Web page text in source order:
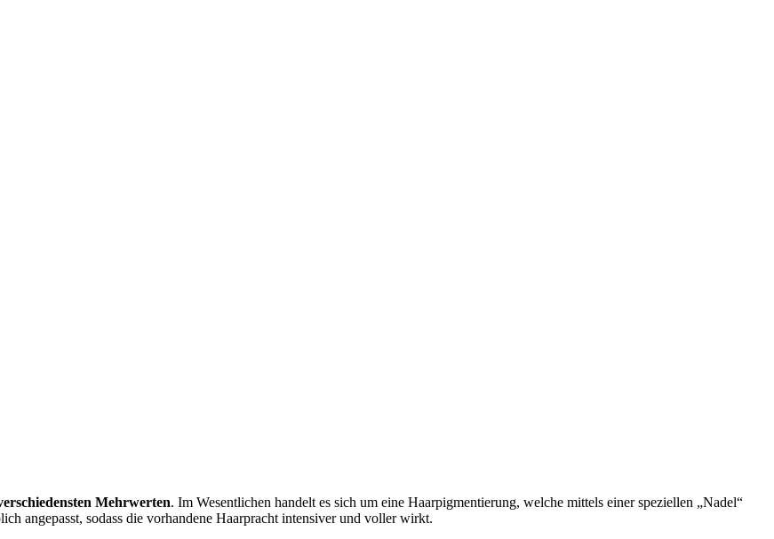
Mehrwerten. Im Wesentlichen handelt es sich um eine Haarpigmentierung, welche mittels einer speziellen „Nadel“
angepasst, sodass die vorhandene Haarpracht intensiver und voller wirkt.